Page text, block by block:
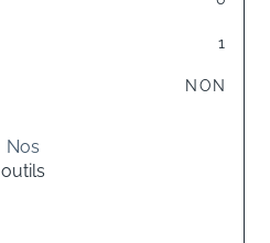
1
NON
Nos
outils